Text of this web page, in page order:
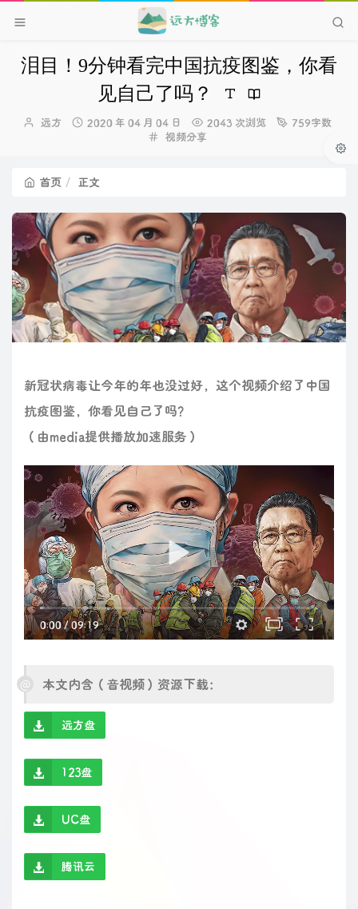
泪目！9分钟看完中国抗疫图鉴，你看
见自己了吗？
博
远方
发
2020 年 04 月 04 日 2043 次浏览
759字数
分
视频分享
首页 正文
新冠状病毒让今年的年也没过好，这个视频介绍了中国
抗疫图鉴，你看见自己了吗？
（由media提供播放加速服务）
0:00/09:19
本文内含（音视频）资源下载：
远方盘
123盘
UC盘
腾讯云